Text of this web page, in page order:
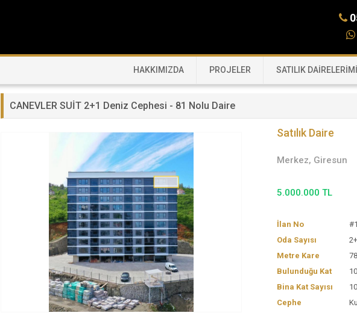
HAKKIMIZDA PROJELER SATILIK
CANEVLER SUİT 2+1 Deniz Cephesi - 81 Nolu Daire
Satılık Daire
Merkez, Giresun
5.000.000 TL
İlan No
Oda Sayısı
Metre Kare
78
Bulunduğu Kat
10
Bina Kat Sayısı
10
Cephe